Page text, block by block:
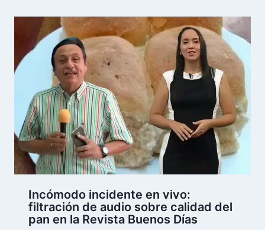
Incómodo incidente en vivo:
filtración de audio sobre calidad del
pan en la Revista Buenos Días